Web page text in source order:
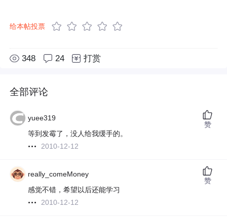
给本帖投票
348 24 打赏
全部评论
yuee319
等到发霉了，没人给我缓手的。
2010-12-12
赞
really_comeMoney
感觉不错，希望以后还能学习
2010-12-12
赞